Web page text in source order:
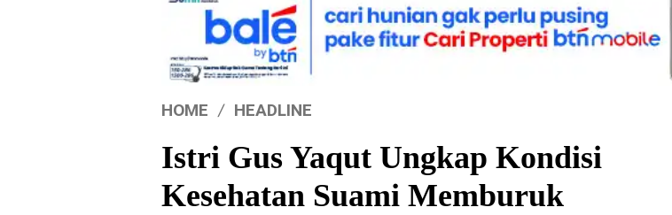
HOME HEADLINE
Istri Gus Yaqut Ungkap Kondisi
Kesehatan Suami Memburuk